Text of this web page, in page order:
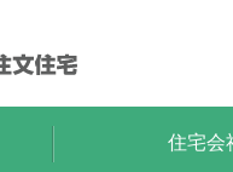
住宅会